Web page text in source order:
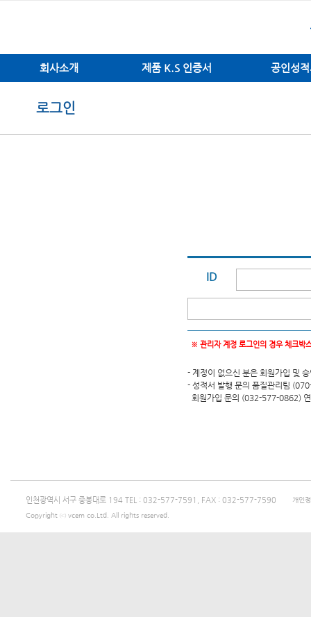
회사소개 제품 K.S 인증서 공인성
로그인
ID
※ 관리자 계정 로그인의 경우 체크박
- 계정이 없으신 분은 회원가입 및
- 성적서 발행 문의 품질관리팀
회원가입 문의 (032-577-0862)
인천광역시 서구 중봉대로 194 TEL : 032-577-7591, FAX : 032-577-7590
개인
Copyright ⓒ vcem co.Ltd. All rights reserved.